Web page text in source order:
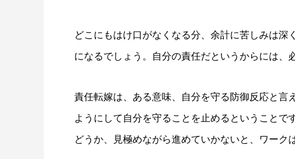
どこにもはけ口がなくなる分、余計に苦しみは深
になるでしょう。自分の責任だというからには、
責任転嫁は、ある意味、自分を守る防御反応と言
ようにして自分を守ることを止めるということ
どうか、見極めながら進めていかないと、ワーク